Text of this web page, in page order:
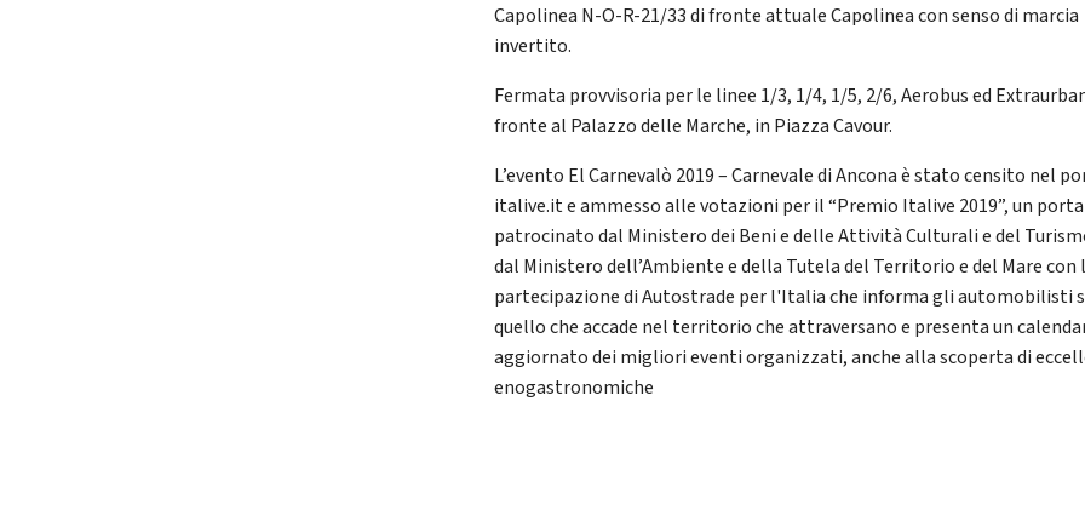
Capolinea N-O-R-21/33 di fronte attuale Capolinea con senso di marcia
invertito.
Fermata provvisoria per le linee 1/3, 1/4, 1/5, 2/6, Aerobus ed
fronte al Palazzo delle Marche, in Piazza Cavour.
L’evento El Carnevalò 2019 – Carnevale di Ancona è stato censito nel
italive.it e ammesso alle votazioni per il “Premio Italive 2019”, un
patrocinato dal Ministero dei Beni e delle Attività Culturali e del
dal Ministero dell’Ambiente e della Tutela del Territorio e del Mare con
partecipazione di Autostrade per l'Italia che informa gli automobilisti
quello che accade nel territorio che attraversano e presenta un
aggiornato dei migliori eventi organizzati, anche alla scoperta di
enogastronomiche